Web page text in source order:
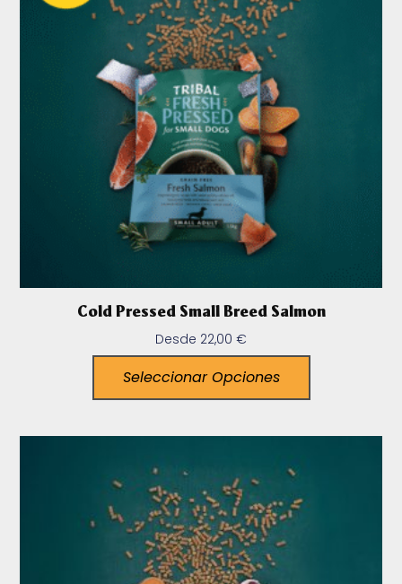
Cold Pressed Small Breed Salmon
Desde 22,00 €
Seleccionar Opciones